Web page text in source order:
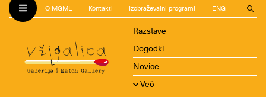
O MGML Kontakti Izobraževalni programi ENG
Razstave
Dogodki
Novice
Več